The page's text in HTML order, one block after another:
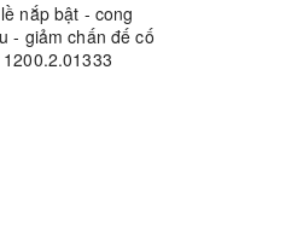
nắp bật - cong
- giảm chấn đế cố